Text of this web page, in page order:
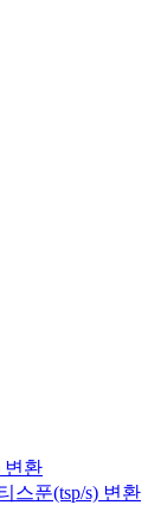
변환
스푼(tsp/s) 변환